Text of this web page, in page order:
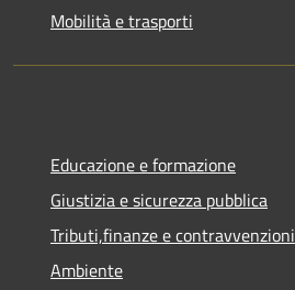
Mobilità e trasporti
Educazione e formazione
Giustizia e sicurezza pubblica
Tributi,finanze e contravvenzioni
Ambiente